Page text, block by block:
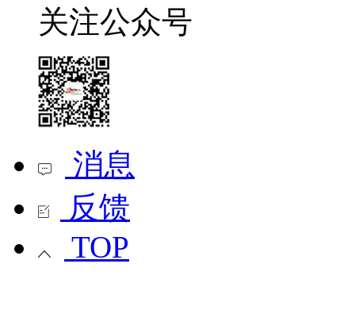
关注公众号
消息
反馈
TOP